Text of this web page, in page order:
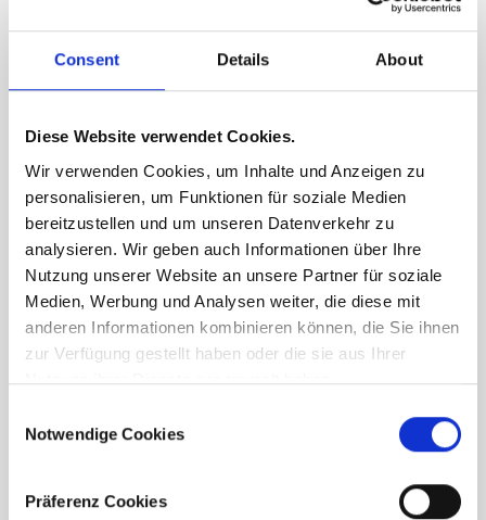
Consent Details About
Diese Website verwendet Cookies.
Wir verwenden Cookies, um Inhalte und Anzeigen zu
personalisieren, um Funktionen für soziale Medien
bereitzustellen und um unseren Datenverkehr zu
analysieren. Wir geben auch Informationen über Ihre
Nutzung unserer Website an unsere Partner für soziale
Medien, Werbung und Analysen weiter, die diese mit
anderen Informationen kombinieren können, die Sie ihnen
zur Verfügung gestellt haben oder die sie aus Ihrer
Nutzung ihrer Dienste gesammelt haben.
Selection
Notwendige Cookies
Präferenz Cookies